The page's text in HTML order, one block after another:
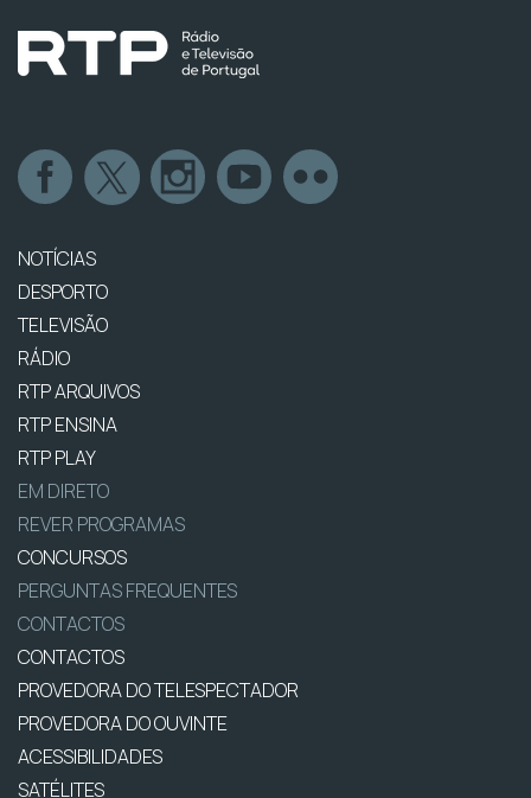
NOTÍCIAS
DESPORTO
TELEVISÃO
RÁDIO
RTP ARQUIVOS
RTP ENSINA
RTP PLAY
EM DIRETO
REVER PROGRAMAS
CONCURSOS
PERGUNTAS FREQUENTES
CONTACTOS
CONTACTOS
PROVEDORA DO TELESPECTADOR
PROVEDORA DO OUVINTE
ACESSIBILIDADES
SATÉLITES